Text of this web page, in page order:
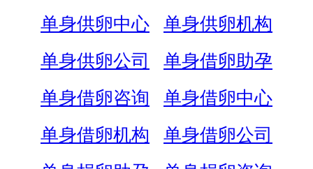
单身供卵中心
单身供卵机构
单身供卵公司
单身借卵助孕
单身借卵咨询
单身借卵中心
单身借卵机构
单身借卵公司